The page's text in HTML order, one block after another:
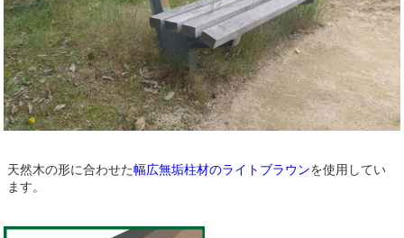
天然木の形に合わせた幅広無垢柱材のライトブラウンを使用してい
ます。